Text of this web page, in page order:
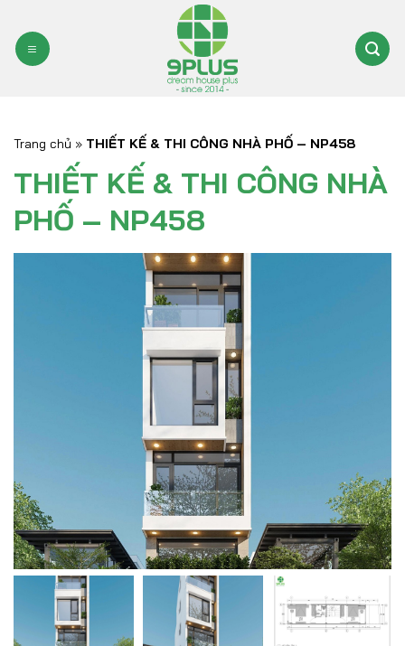
qua
nội
Trang chủ » THIẾT KẾ & THI CÔNG NHÀ PHỐ – NP458
THIẾT KẾ & THI CÔNG NHÀ
PHỐ – NP458